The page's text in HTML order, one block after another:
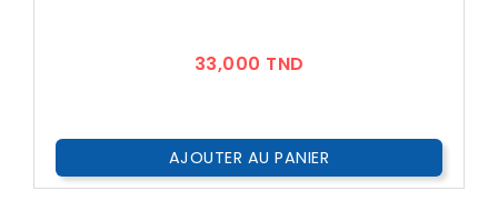
33,000 TND
AJOUTER AU PANIER